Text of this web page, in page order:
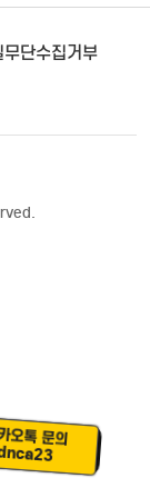
무단수집거부
오톡 문의